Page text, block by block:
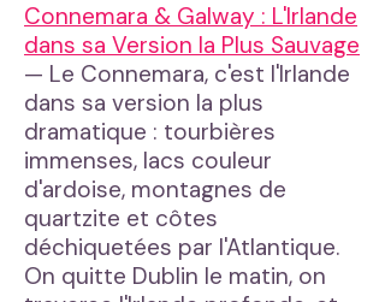
Connemara & Galway : L'Irlande
dans sa Version la Plus Sauvage
— Le Connemara, c'est l'Irlande
dans sa version la plus
dramatique : tourbières
immenses, lacs couleur
d'ardoise, montagnes de
quartzite et côtes
déchiquetées par l'Atlantique.
On quitte Dublin le matin, on